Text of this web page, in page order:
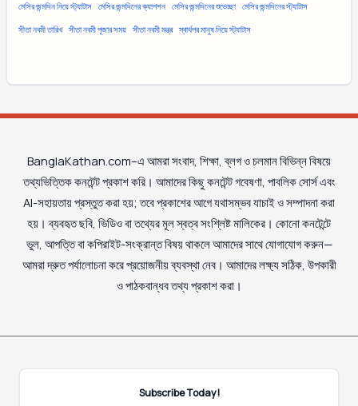
মেসির জন্মদিন নিয়ে স্ট্যাটাস মেসির জন্মদিনের ক্যাপশন মেসির জন্মদিনের শুভেচ্ছা মেসির জন্মদিনের স্ট্যাটাস
সীতা নবমী তারিখ সীতা নবমী পূজার সময় সীতা নবমী মন্ত্র স্বার্থপর মানুষ নিয়ে স্ট্যাটাস
BanglaKathan.com–এ আমরা সংবাদ, শিক্ষা, ব্লগ ও চলমান বিভিন্ন বিষয়ে
তথ্যভিত্তিক কনটেন্ট প্রকাশ করি। আমাদের কিছু কনটেন্ট গবেষণা, পাবলিক সোর্স এবং
AI-সহায়তায় প্রস্তুত করা হয়; তবে প্রকাশের আগে যথাসম্ভব যাচাই ও সম্পাদনা করা
হয়। ব্যবহৃত ছবি, ভিডিও বা তথ্যের মূল স্বত্ব সংশ্লিষ্ট মালিকের। কোনো কনটেন্টে
ভুল, আপত্তি বা কপিরাইট-সংক্রান্ত বিষয় থাকলে আমাদের সাথে যোগাযোগ করুন—
আমরা দ্রুত পর্যালোচনা করে প্রয়োজনীয় ব্যবস্থা নেব। আমাদের লক্ষ্য সঠিক, উপকারী
ও পাঠকবান্ধব তথ্য প্রকাশ করা।
Subscribe Today!